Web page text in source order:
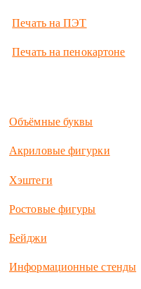
Печать на ПЭТ
Печать на пенокартоне
Объёмные буквы
Акриловые фигурки
Хэштеги
Ростовые фигуры
Бейджи
Информационные стенды